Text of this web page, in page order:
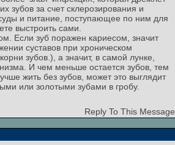
зубов за счет склерозирования и
и питание, поступающее по ним для
выстроить сами.
Если зуб поражен кариесом, значит
суставов при хроническом
зубов.), а значит, в самой лунке,
И чем меньше остается зубов, тем
жить без зубов, может это выглядит
или золотыми зубами в гробу.
Reply To This Message